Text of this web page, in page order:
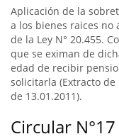
Aplicación de la
a los bienes raices no
de la Ley N° 20.455.
que se eximan de
edad de recibir
solicitarla (Extracto
de 13.01.2011).
Circular